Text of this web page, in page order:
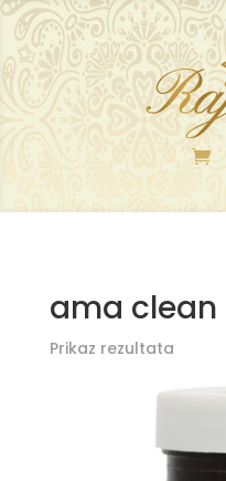
ama clean
Prikaz rezultata